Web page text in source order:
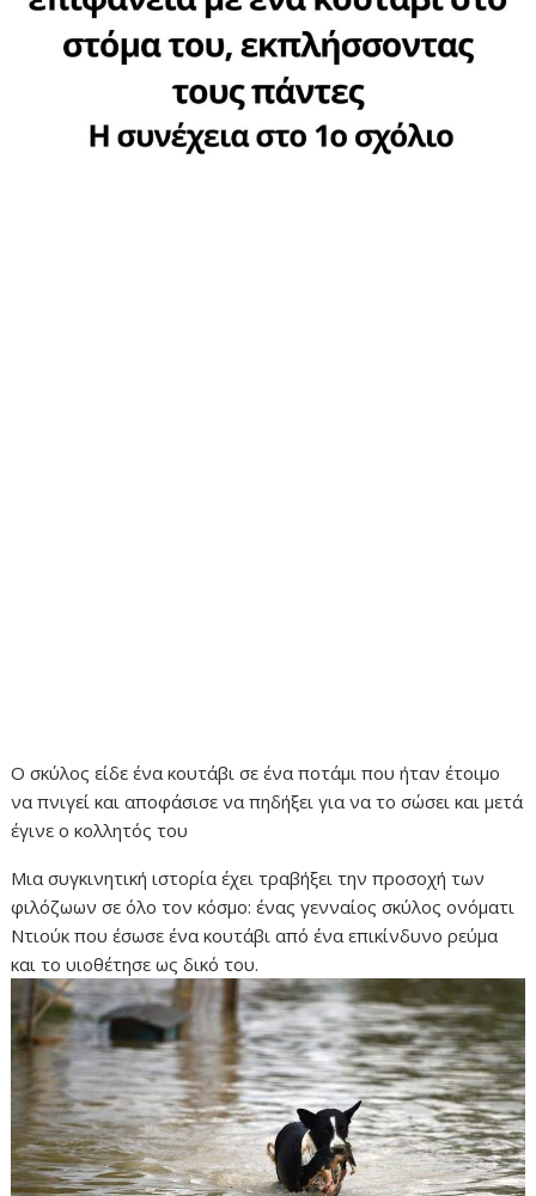
Ο σκύλος είδε ένα κουτάβι σε ένα ποτάμι που ήταν έτοιμο
να πνιγεί και αποφάσισε να πηδήξει για να το σώσει και μετά
έγινε ο κολλητός του
Μια συγκινητική ιστορία έχει τραβήξει την προσοχή των
φιλόζωων σε όλο τον κόσμο: ένας γενναίος σκύλος ονόματι
Ντιούκ που έσωσε ένα κουτάβι από ένα επικίνδυνο ρεύμα
και το υιοθέτησε ως δικό του.